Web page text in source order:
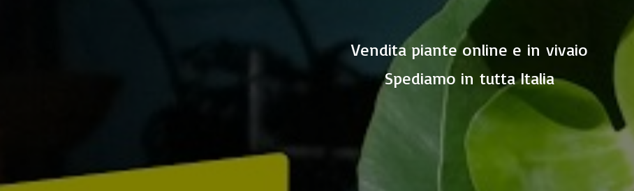
Vendita piante online e in vivaio
Spediamo in tutta Italia